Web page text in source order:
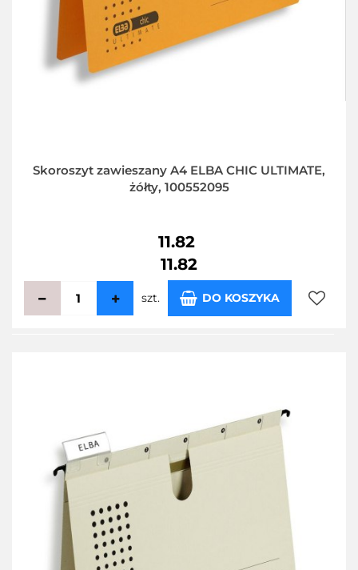
Skoroszyt zawieszany A4 ELBA CHIC ULTIMATE,
żółty, 100552095
11.82
11.82
szt. DO KOSZYKA